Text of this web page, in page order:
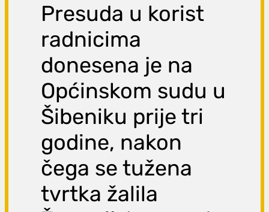
Presuda u korist
radnicima
donesena je na
Općinskom sudu u
Šibeniku prije tri
godine, nakon
čega se tužena
tvrtka žalila